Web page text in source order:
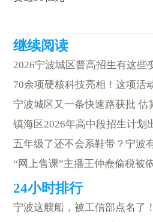
2026宁波城区普高招生有这些
70余项硬核科技亮相！这项活
宁波城区又一条快速路获批 估
镇海区2026年高中段招生计划
五年级了还不会系鞋带？宁波
“网上售课”主播王仲焘偷税被
宁波这艘船，被工信部点名了！